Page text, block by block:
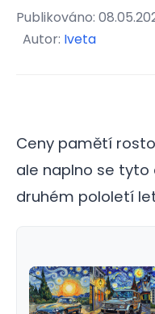
Publikováno:
Autor: Iveta
Ceny pamětí
ale naplno se tyto
druhém pololetí